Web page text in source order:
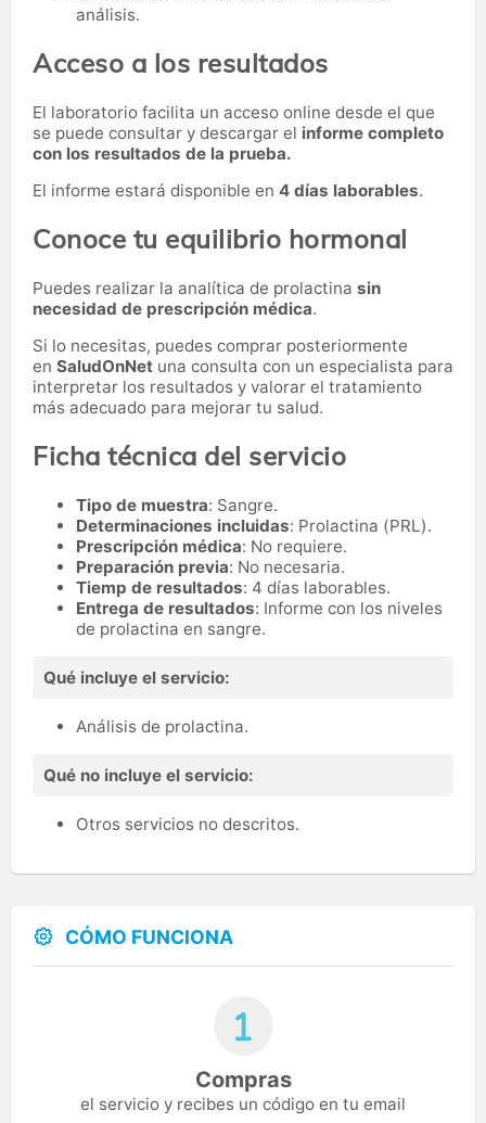
análisis.
Acceso a los resultados
El laboratorio facilita un acceso online desde el que
se puede consultar y descargar el informe completo
con los resultados de la prueba.
El informe estará disponible en 4 días laborables.
Conoce tu equilibrio hormonal
Puedes realizar la analítica de prolactina sin
necesidad de prescripción médica.
Si lo necesitas, puedes comprar posteriormente
en SaludOnNet una consulta con un especialista para
interpretar los resultados y valorar el tratamiento
más adecuado para mejorar tu salud.
Ficha técnica del servicio
Tipo de muestra: Sangre.
Determinaciones incluidas: Prolactina (PRL).
Prescripción médica: No requiere.
Preparación previa: No necesaria.
Tiemp de resultados: 4 días laborables.
Entrega de resultados: Informe con los niveles
de prolactina en sangre.
Qué incluye el servicio:
Análisis de prolactina.
Qué no incluye el servicio:
Otros servicios no descritos.
CÓMO FUNCIONA
Compras
el servicio y recibes un código en tu email